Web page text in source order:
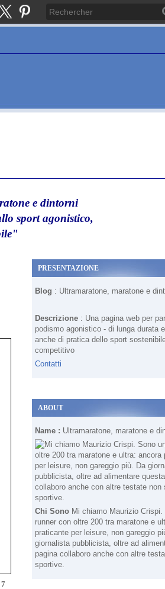
e dintorni
sport agonistico,
PRESENTAZIONE
Blog : Ultramaratone, maratone e
Descrizione : Una pagina web per
podismo agonistico - di lunga durata
anche di pratica dello sport
competitivo
Contatti
ABOUT
Name : Ultramaratone, maratone e
Chi Sono Mi chiamo Maurizio Crispi.
runner con oltre 200 tra maratone e
praticante per leisure, non gareggio
giornalista pubblicista, oltre ad
pagina collaboro anche con altre
sportive.